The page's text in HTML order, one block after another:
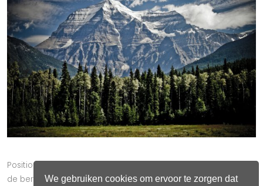
Positioneer jezelf op het grasveld tussen de bergen. Geven
de bergen je een krachtig gevoel, een gevoel van
We gebruiken cookies om ervoor te zorgen dat